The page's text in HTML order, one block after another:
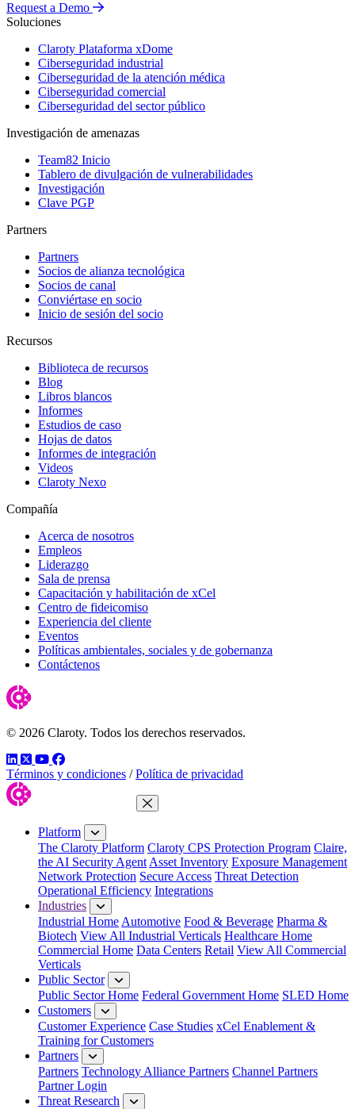
Request a Demo
Soluciones
Claroty Plataforma xDome
Ciberseguridad industrial
Ciberseguridad de la atención médica
Ciberseguridad comercial
Ciberseguridad del sector público
Investigación de amenazas
Team82 Inicio
Tablero de divulgación de vulnerabilidades
Investigación
Clave PGP
Partners
Partners
Socios de alianza tecnológica
Socios de canal
Conviértase en socio
Inicio de sesión del socio
Recursos
Biblioteca de recursos
Blog
Libros blancos
Informes
Estudios de caso
Hojas de datos
Informes de integración
Videos
Claroty Nexo
Compañía
Acerca de nosotros
Empleos
Liderazgo
Sala de prensa
Capacitación y habilitación de xCel
Centro de fideicomiso
Experiencia del cliente
Eventos
Políticas ambientales, sociales y de gobernanza
Contáctenos
© 2026 Claroty. Todos los derechos reservados.
LinkedIn
TwitterYouTube
Facebook
Términos y condiciones / Política de privacidad
Close Menu
Platform
The Claroty Platform Claroty CPS Protection Program Claire,
the AI Security Agent Asset Inventory Exposure Management
Network Protection Secure Access Threat Detection
Operational Efficiency Integrations
Industries
Industrial Home Automotive Food & Beverage Pharma &
Biotech View All Industrial Verticals Healthcare Home
Commercial Home Data Centers Retail View All Commercial
Verticals
Public Sector
Public Sector Home Federal Government Home SLED Home
Customers
Customer Experience Case Studies xCel Enablement &
Training for Customers
Partners
Partners Technology Alliance Partners Channel Partners
Partner Login
Threat Research